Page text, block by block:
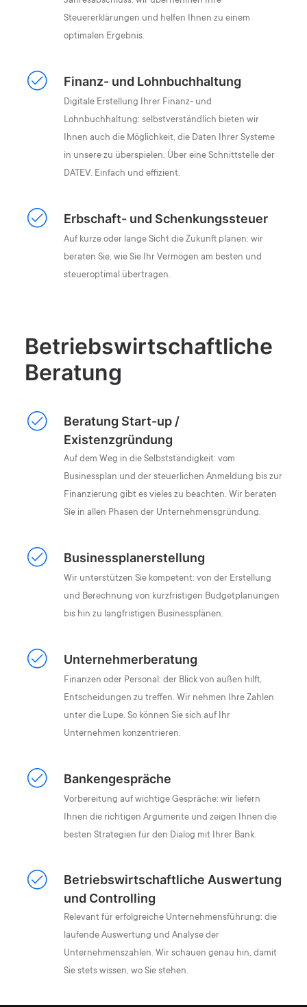
Steuererklärungen und helfen Ihnen zu einem
optimalen Ergebnis.
Finanz- und Lohnbuchhaltung
Digitale Erstellung Ihrer Finanz- und
Lohnbuchhaltung: selbstverständlich bieten wir
Ihnen auch die Möglichkeit, die Daten Ihrer Systeme
in unsere zu überspielen. Über eine Schnittstelle der
DATEV. Einfach und effizient.
Erbschaft- und Schenkungssteuer
Auf kurze oder lange Sicht die Zukunft planen: wir
beraten Sie, wie Sie Ihr Vermögen am besten und
steueroptimal übertragen.
Betriebswirtschaftliche
Beratung
Beratung Start-up /
Existenzgründung
Auf dem Weg in die Selbstständigkeit: vom
Businessplan und der steuerlichen Anmeldung bis zur
Finanzierung gibt es vieles zu beachten. Wir beraten
Sie in allen Phasen der Unternehmensgründung.
Businessplanerstellung
Wir unterstützen Sie kompetent: von der Erstellung
und Berechnung von kurzfristigen Budgetplanungen
bis hin zu langfristigen Businessplänen.
Unternehmerberatung
Finanzen oder Personal: der Blick von außen hilft,
Entscheidungen zu treffen. Wir nehmen Ihre Zahlen
unter die Lupe. So können Sie sich auf Ihr
Unternehmen konzentrieren.
Bankengespräche
Vorbereitung auf wichtige Gespräche: wir liefern
Ihnen die richtigen Argumente und zeigen Ihnen die
besten Strategien für den Dialog mit Ihrer Bank.
Betriebswirtschaftliche Auswertung
und Controlling
Relevant für erfolgreiche Unternehmensführung: die
laufende Auswertung und Analyse der
Unternehmenszahlen. Wir schauen genau hin, damit
Sie stets wissen, wo Sie stehen.